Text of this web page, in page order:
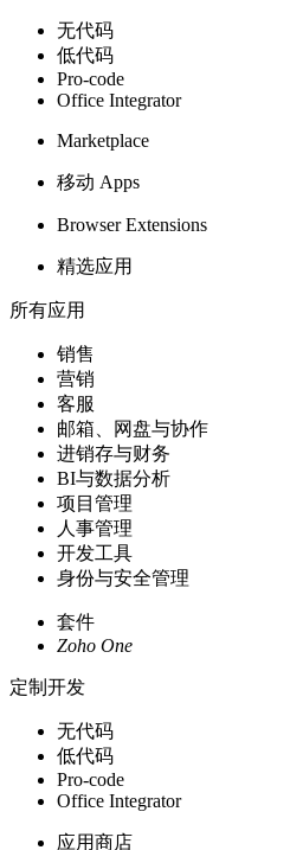
无代码
低代码
Pro-code
Office Integrator
Marketplace
移动 Apps
Browser Extensions
精选应用
所有应用
销售
营销
客服
邮箱、网盘与协作
进销存与财务
BI与数据分析
项目管理
人事管理
开发工具
身份与安全管理
套件
Zoho One
定制开发
无代码
低代码
Pro-code
Office Integrator
应用商店